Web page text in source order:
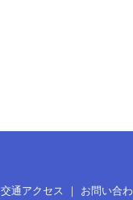
交通アクセス ｜ お問い合